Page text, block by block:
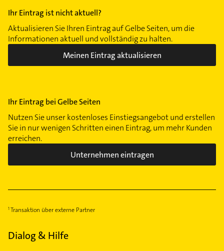
Ihr Eintrag ist nicht aktuell?
Aktualisieren Sie Ihren Eintrag auf Gelbe Seiten, um die
Informationen aktuell und vollständig zu halten.
Meinen Eintrag aktualisieren
Ihr Eintrag bei Gelbe Seiten
Nutzen Sie unser kostenloses Einstiegsangebot und erstellen
Sie in nur wenigen Schritten einen Eintrag, um mehr Kunden
erreichen.
Unternehmen eintragen
Transaktion über externe Partner
Dialog & Hilfe